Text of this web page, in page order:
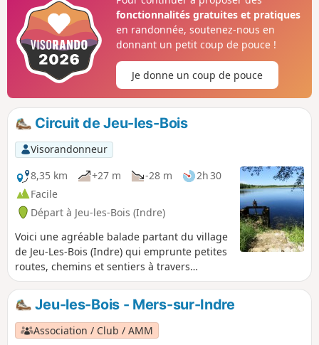
fonctionnalités gratuites et pratiques
en randonnée, soutenez-nous en
donnant un petit coup de pouce !
Je donne un coup de pouce
Circuit de Jeu-les-Bois
Visorandonneur
8,35 km
+27 m -28 m
2h 30
Facile
Départ à Jeu-les-Bois (Indre)
Voici une agréable balade partant du village
de Jeu-Les-Bois (Indre) qui emprunte petites
routes, chemins et sentiers à travers
champs, prairies et forêts autour de l’Étang
de Lys-Saint-Georges.
Jeu-les-Bois - Mers-sur-Indre
Association / Club / AMM